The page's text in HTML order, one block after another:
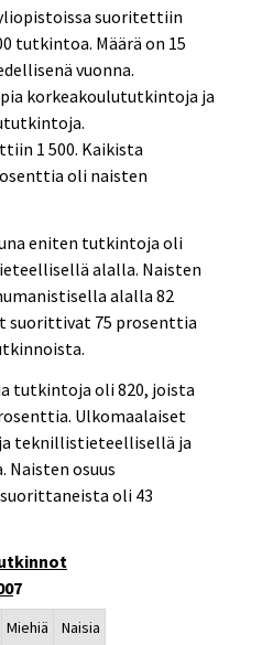
suoritettiin
tutkintoa. Määrä on 15
vuonna.
korkeakoulututkintoja ja
1 500. Kaikista
oli naisten
eniten tutkintoja oli
alalla. Naisten
alalla 82
suorittivat 75 prosenttia
tutkintoja oli 820, joista
Ulkomaalaiset
teknillistieteellisellä ja
osuus
oli 43
7
Miehiä
Naisia